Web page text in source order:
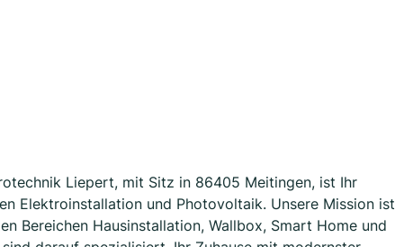
Liepert, mit Sitz in 86405 Meitingen, ist Ihr
Elektroinstallation und Photovoltaik. Unsere Mission ist
Bereichen Hausinstallation, Wallbox, Smart Home und